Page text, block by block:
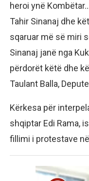
heroi ynë
Tahir Sinanaj dhe
sqaruar më së miri
Sinanaj janë nga
përdorët këtë dhe
Taulant Balla,
Kërkesa për
shqiptar Edi Rama,
fillimi i protestave